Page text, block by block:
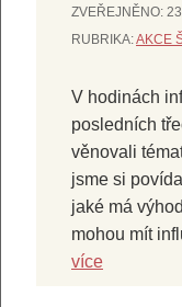
ZVEŘEJNĚNO:
RUBRIKA:AKCE
V hodinách
posledních
věnovali
jsme si
jaké má
mohou mít
více